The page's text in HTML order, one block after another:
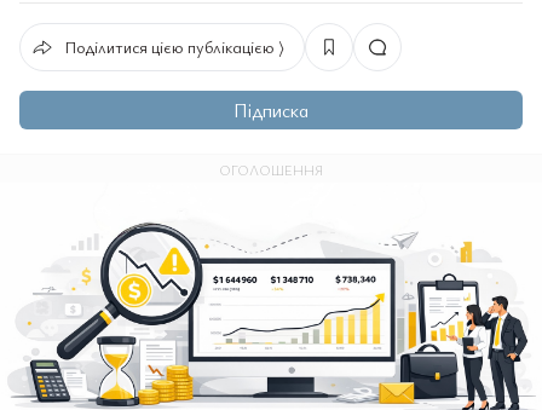
Поділитися цією публікацією ⟩
Підписка
ОГОЛОШЕННЯ